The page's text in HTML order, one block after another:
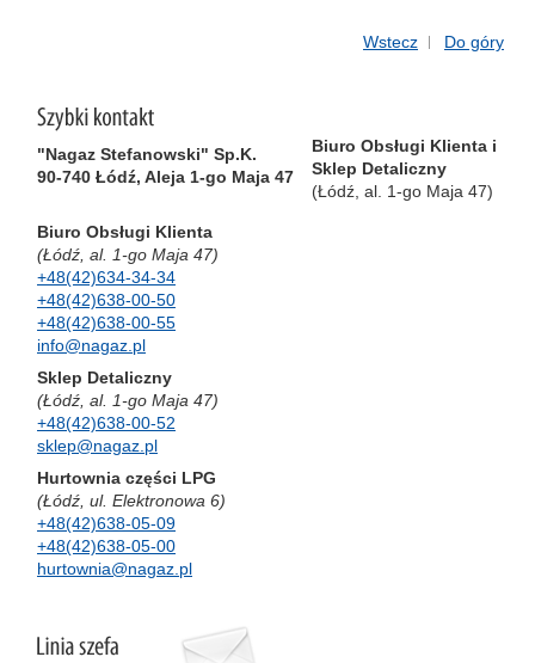
Wstecz Do góry
"Nagaz Stefanowski" Sp.K.
90-740 Łódź, Aleja 1-go Maja 47
Biuro Obsługi Klienta
(Łódź, al. 1-go Maja 47)
+48(42)634-34-34
+48(42)638-00-50
+48(42)638-00-55
info@nagaz.pl
Sklep Detaliczny
(Łódź, al. 1-go Maja 47)
+48(42)638-00-52
sklep@nagaz.pl
Hurtownia części LPG
(Łódź, ul. Elektronowa 6)
+48(42)638-05-09
+48(42)638-05-00
hurtownia@nagaz.pl
Biuro Obsługi Klienta i
Sklep Detaliczny
(Łódź, al. 1-go Maja 47)